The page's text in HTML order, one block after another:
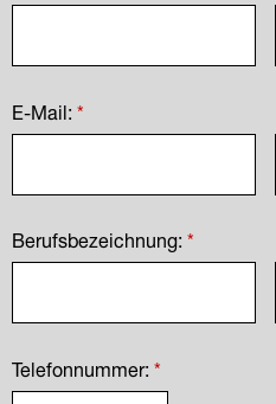
*
E-Mail:
*
Berufsbezeichnung:
*
Telefonnummer: